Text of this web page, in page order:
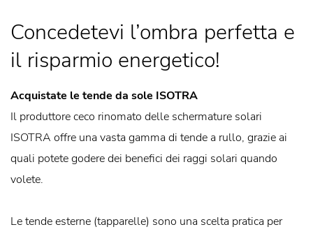
Concedetevi l’ombra perfetta e
il risparmio energetico!
Acquistate le tende da sole ISOTRA
Il produttore ceco rinomato delle schermature solari
ISOTRA offre una vasta gamma di tende a rullo, grazie ai
quali potete godere dei benefici dei raggi solari quando
volete.
Le tende esterne (tapparelle) sono una scelta pratica per